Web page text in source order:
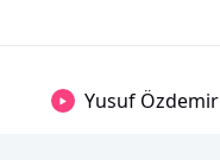
Yusuf Özdemir